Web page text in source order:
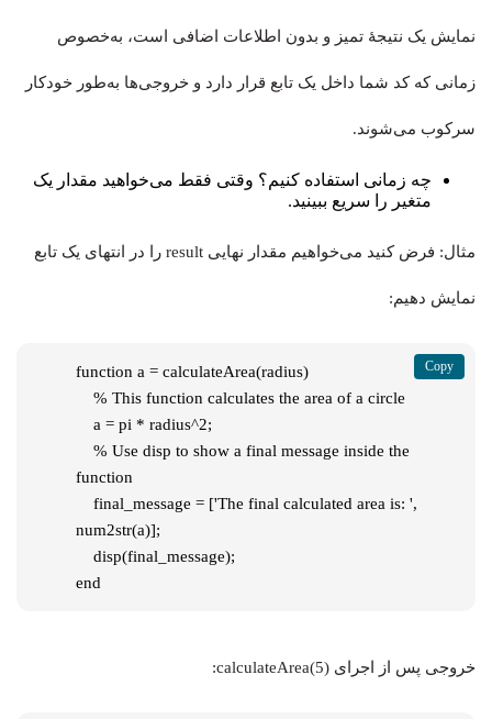
نمایش یک نتیجهٔ تمیز و بدون اطلاعات اضافی است، به‌خصوص
زمانی که کد شما داخل یک تابع قرار دارد و خروجی‌ها به‌طور خودکار
سرکوب می‌شوند.
چه زمانی استفاده کنیم؟ وقتی فقط می‌خواهید مقدار یک
متغیر را سریع ببینید.
مثال: فرض کنید می‌خواهیم مقدار نهایی result را در انتهای یک تابع
نمایش دهیم:
function a = calculateArea(radius)
% This function calculates the area of a circle
a = pi * radius^2;
% Use disp to show a final message inside the
function
final_message = ['The final calculated area is: ',
num2str(a)];
disp(final_message);
end
خروجی پس از اجرای calculateArea(5):